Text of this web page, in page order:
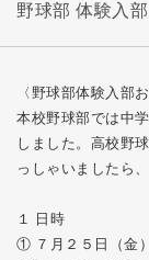
野球部 体験入
〈野球部体験入部
本校野球部では中
しました。高校野
っしゃいましたら
１ 日時
① ７月２５日（金